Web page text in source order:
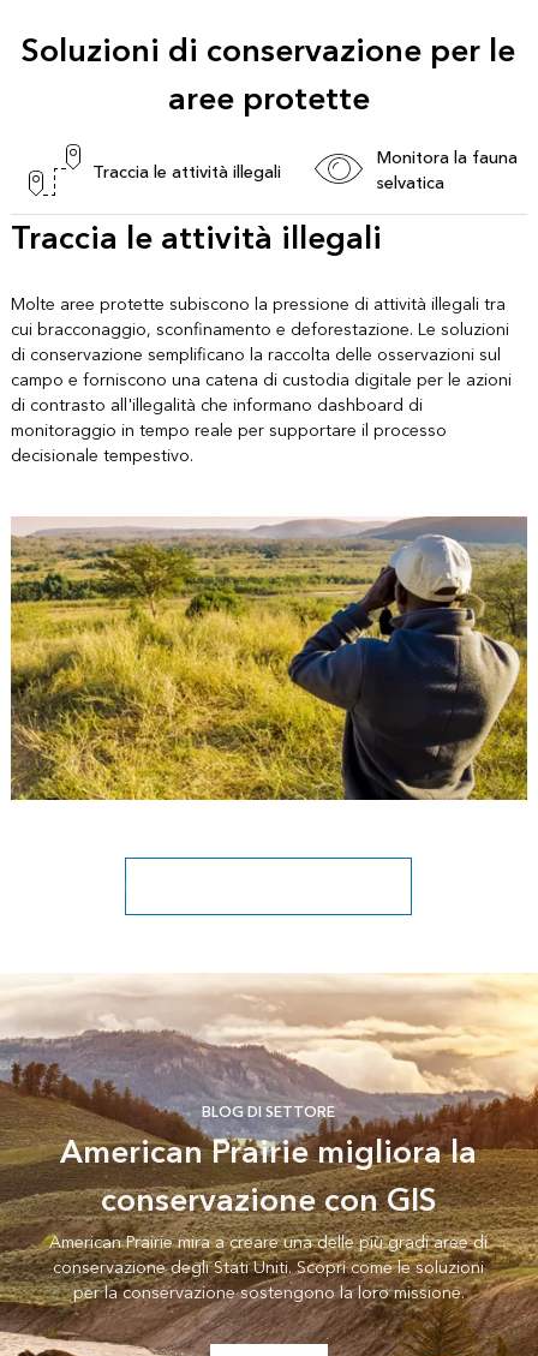
Soluzioni di conservazione per le
aree protette
Traccia le attività illegali
Monitora la fauna
selvatica
Traccia le attività illegali
Molte aree protette subiscono la pressione di attività illegali tra
cui bracconaggio, sconfinamento e deforestazione. Le soluzioni
di conservazione semplificano la raccolta delle osservazioni sul
campo e forniscono una catena di custodia digitale per le azioni
di contrasto all'illegalità che informano dashboard di
monitoraggio in tempo reale per supportare il processo
decisionale tempestivo.
Esplora le soluzioni di conservazione
BLOG DI SETTORE
American Prairie migliora la
conservazione con GIS
American Prairie mira a creare una delle più gradi aree di
conservazione degli Stati Uniti. Scopri come le soluzioni
per la conservazione sostengono la loro missione.